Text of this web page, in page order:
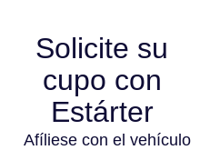
Solicite su
cupo con
Estárter
Afíliese con el vehículo